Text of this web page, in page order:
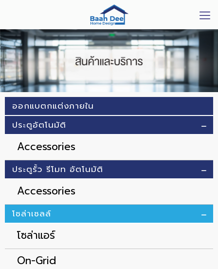
ออกแบตกแต่งภายใน
ประตูอัตโนมัติ
Accessories
ประตูรั้ว รีโมท อัตโนมัติ
Accessories
โซล่าเซลล์
โซล่าแอร์
On-Grid